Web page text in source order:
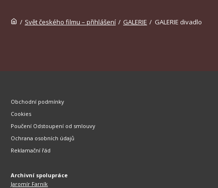
/ Svět českého filmu – přihlášení / GALERIE / GALERIE divadlo
Obchodní podmínky
Cookies
Poučení Odstoupení od smlouvy
Ochrana osobních údajů
Reklamační řád
Archivní spolupráce
Jaromír Farník